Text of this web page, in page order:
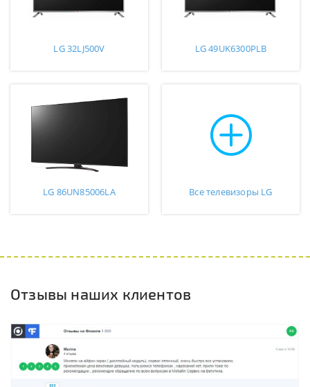
LG 32LJ500V LG 49UK6300PLB
LG 86UN85006LA Все телевизоры LG
Отзывы наших клиентов